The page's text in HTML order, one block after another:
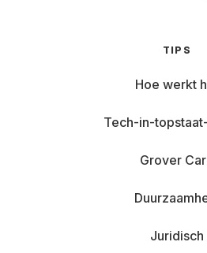
TIPS
Hoe werkt
Tech-in-
Grover
Juridisch